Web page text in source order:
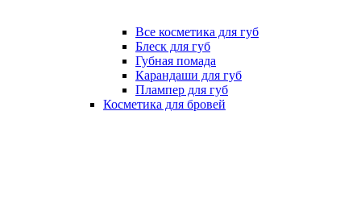
Все косметика для губ
Блеск для губ
Губная помада
Карандаши для губ
Плампер для губ
Косметика для бровей